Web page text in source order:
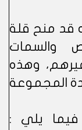
قد منح قلة
والسمات
وهذه
المجموعة
يلي :